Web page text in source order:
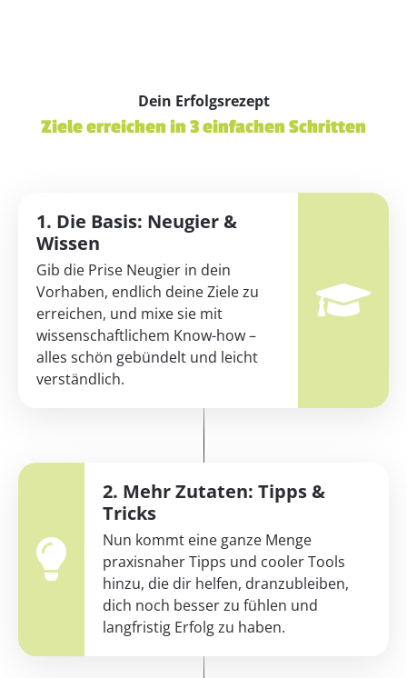
Dein Erfolgsrezept
Ziele erreichen in 3 einfachen Schritten
1. Die Basis: Neugier &
Wissen
Gib die Prise Neugier in dein
Vorhaben, endlich deine Ziele zu
erreichen, und mixe sie mit
wissenschaftlichem Know-how –
alles schön gebündelt und leicht
verständlich.
2. Mehr Zutaten: Tipps &
Tricks
Nun kommt eine ganze Menge
praxisnaher Tipps und cooler Tools
hinzu, die dir helfen, dranzubleiben,
dich noch besser zu fühlen und
langfristig Erfolg zu haben.